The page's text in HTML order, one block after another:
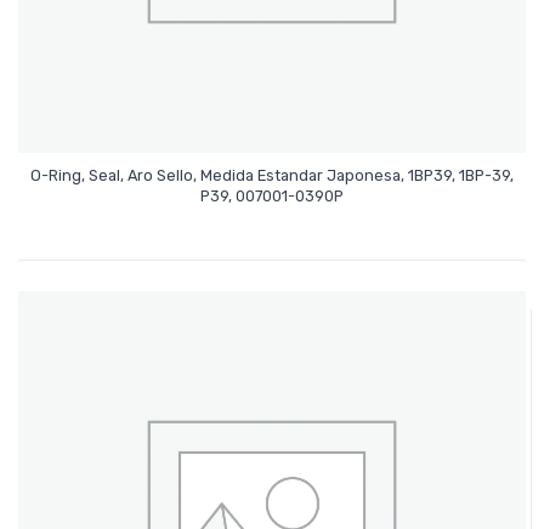
O-Ring, Seal, Aro Sello, Medida Estandar Japonesa, 1BP39, 1BP-39,
P39, 007001-0390P
Leer Más